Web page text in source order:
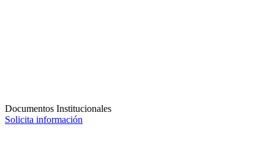
Documentos Institucionales
Solicita información